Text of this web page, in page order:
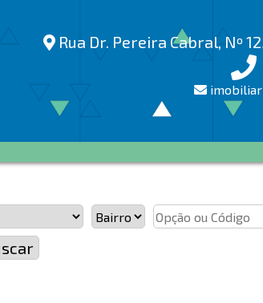
Rua Dr. Pereira Cabral, Nº